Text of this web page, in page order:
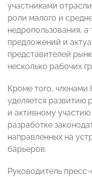
участниками
роли малого и
недропользования,
предложений и
представителей
несколько рабочих
Кроме того,
уделяется развитию
и активному
разработке
направленных на
барьеров.
Руководитель